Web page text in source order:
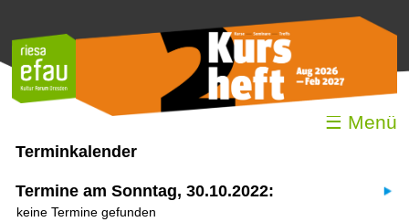
☰ Menü
Terminkalender
Termine am Sonntag, 30.10.2022:
keine Termine gefunden